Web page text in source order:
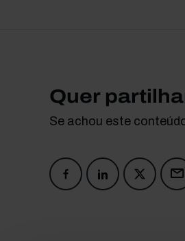
Quer
Se achou este